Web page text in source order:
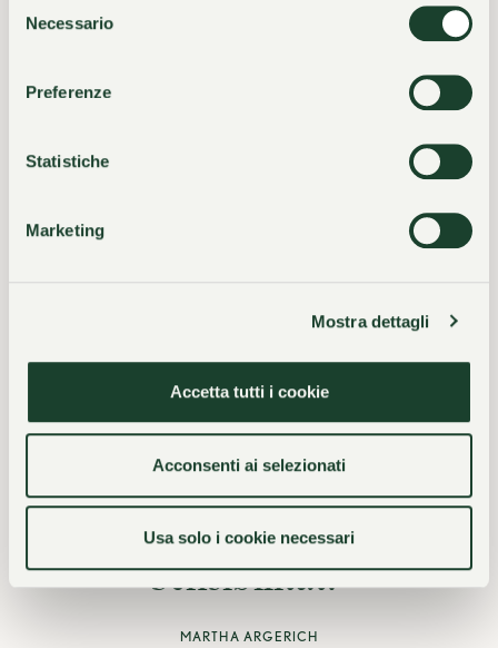
delNecessario
Preferenze
Statistiche
Marketing
Mostra dettagli
Accetta tutti i cookie
Acconsenti ai selezionati
Usa solo i cookie necessari
05
Gastfreundlichkeit
Harmonie zu Hause: Ruhe,
Höflichkeit, Schlichtheit
und Stil stärken den Geist
und nähren die
Sensibilität.”
MARTHA ARGERICH